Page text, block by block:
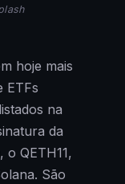
hoje mais
ETFs
na
da
o QETH11,
São